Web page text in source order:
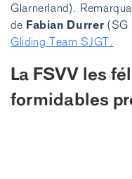
Glarnerland).
de Fabian Durrer (SG
Gliding Team SJGT.
La FSVV les
formidables